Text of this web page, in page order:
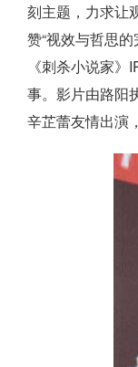
刻主题，力求让
赞“视效与哲思
《刺杀小说家
事。影片由路阳
辛芷蕾友情出演